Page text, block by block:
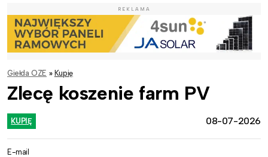
REKLAMA
Giełda OZE » Kupię
Zlecę koszenie farm PV
KUPIĘ 08-07-2026
E-mail